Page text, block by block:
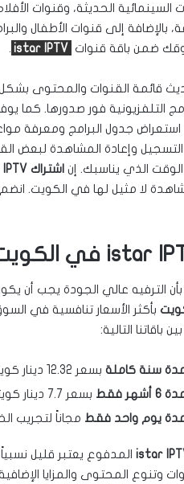
السينمائية الحديثة، وقنوات
بالإضافة إلى قنوات الأطفال
ضمن باقة قنوات istar IPTV
.
قائمة القنوات والمحتوى
التلفزيونية فور صدورها. كما
استعراض جدول البرامج ومعرفة
وإعادة المشاهدة لبعض
الذي يناسبك. إن اشتراك istar IPTV
لا مثيل لها في الكويت.
الترفيه عالي الجودة يجب أن
بأكثر الأسعار تنافسية في
باقاتنا التالية:
سنة كاملة بسعر 12.32 دينار كويتي فقط.
أشهر فقط
بسعر 7.7 دينار كويتي فقط.
يوم واحد فقط مجاناً لتجريب
المدفوع يعتبر قليل
وتنوع المحتوى والمزايا